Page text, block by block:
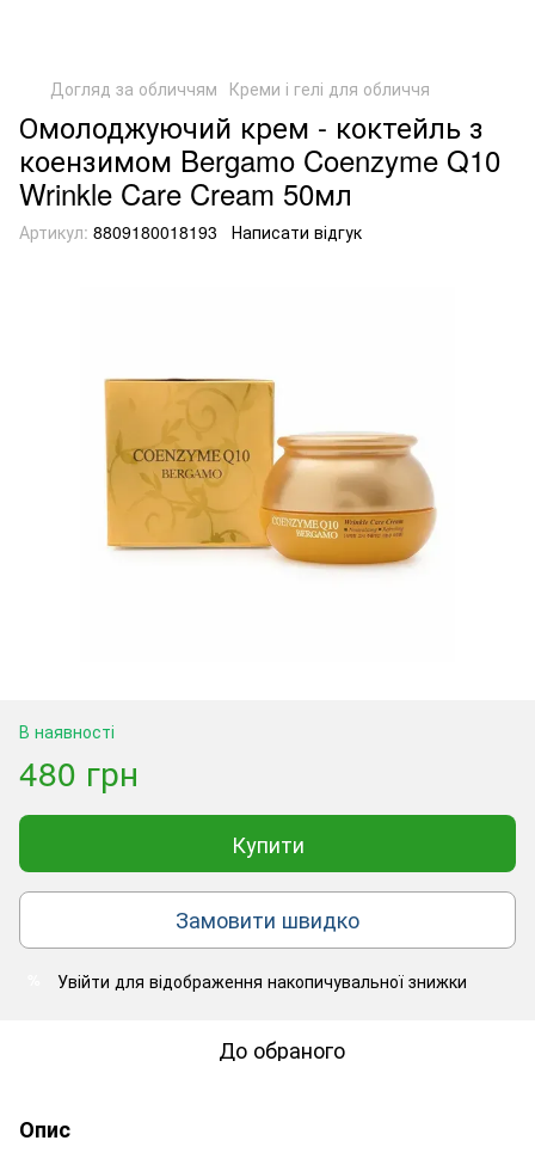
Догляд за обличчям Креми і гелі для обличчя
Омолоджуючий крем - коктейль з
коензимом Bergamo Coenzyme Q10
Wrinkle Care Cream 50мл
Артикул: 8809180018193 Написати відгук
В наявності
480 грн
Купити
Замовити швидко
Увійти для відображення накопичувальної знижки
До обраного
Опис